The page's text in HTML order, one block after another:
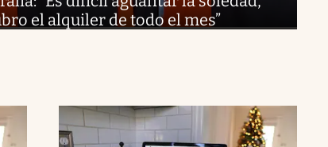
el alquiler de todo el mes”